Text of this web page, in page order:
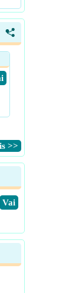
<
>>
​Vai